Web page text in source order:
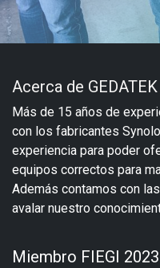
Acerca de GEDATEK
Más de 15 años de
con los fabricantes
experiencia para poder
equipos correctos para
Además contamos con
avalar nuestro
Miembro FIEGI 2023